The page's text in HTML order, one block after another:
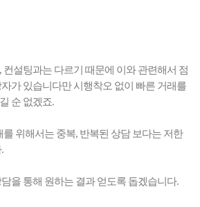
설팅과는 다르기 때문에 이와 관련해서 점
가 있습니다만 시행착오 없이 빠른 거래를
순 없겠죠.
위해서는 중복, 반복된 상담 보다는 저한
을 통해 원하는 결과 얻도록 돕겠습니다.